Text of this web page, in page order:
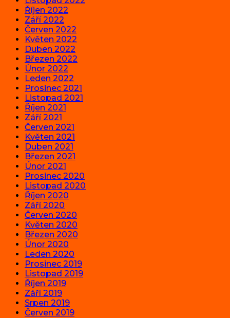
Říjen 2022
Září 2022
Červen 2022
Květen 2022
Duben 2022
Březen 2022
Únor 2022
Leden 2022
Prosinec 2021
Listopad 2021
Říjen 2021
Září 2021
Červen 2021
Květen 2021
Duben 2021
Březen 2021
Únor 2021
Prosinec 2020
Listopad 2020
Říjen 2020
Září 2020
Červen 2020
Květen 2020
Březen 2020
Únor 2020
Leden 2020
Prosinec 2019
Listopad 2019
Říjen 2019
Září 2019
Srpen 2019
Červen 2019